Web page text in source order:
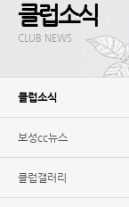
클럽소식
CLUB NEWS
클럽소식
보성cc뉴스
클럽갤러리